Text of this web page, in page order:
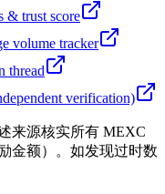
& trust score
volume tracker
thread
verification)
来源核实所有 MEXC
金额）。如发现过时数